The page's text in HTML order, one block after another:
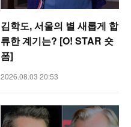
김학도, 서울의 별 새롭게 합
류한 계기는? [O! STAR 숏
폼]
2026.08.03 20:53